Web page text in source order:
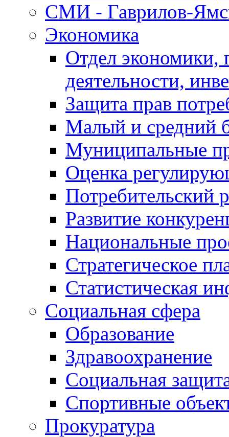
СМИ - Гаврилов-
Экономика
Отдел экономики,
деятельности,
Защита прав
Малый и средний
Муниципальные
Оценка
Потребительский
Развитие
Национальные
Стратегическое
Статистическая
Социальная сфера
Образование
Здравоохранение
Социальная
Спортивные
Прокуратура